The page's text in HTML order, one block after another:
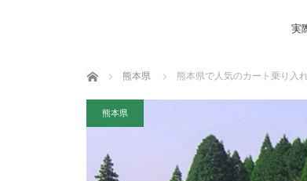
実
ホーム 熊本県 熊本県で人気のカート乗り入
熊本県